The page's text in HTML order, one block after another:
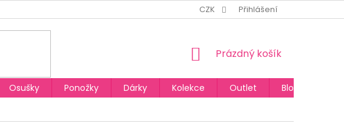
CZK Přihlášení
NÁKUPNÍ
Prázdný košík
Osušky Ponožky Dárky Kolekce Outlet
Blog